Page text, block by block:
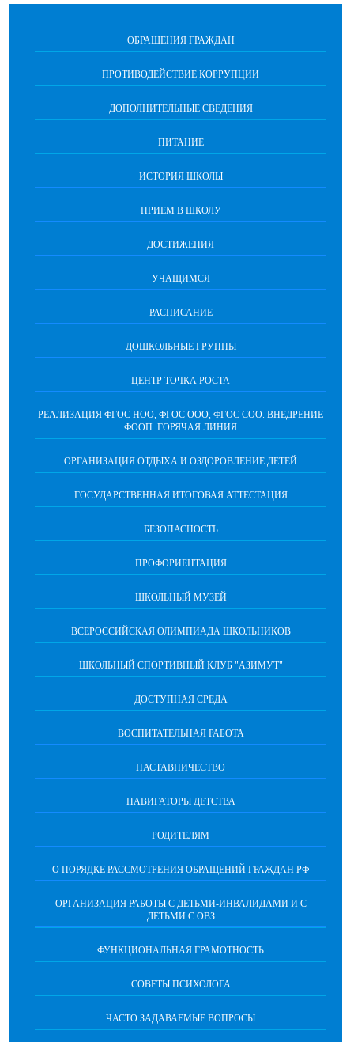
ОБРАЩЕНИЯ ГРАЖДАН
ПРОТИВОДЕЙСТВИЕ КОРРУПЦИИ
ДОПОЛНИТЕЛЬНЫЕ СВЕДЕНИЯ
ПИТАНИЕ
ИСТОРИЯ ШКОЛЫ
ПРИЕМ В ШКОЛУ
ДОСТИЖЕНИЯ
УЧАЩИМСЯ
РАСПИСАНИЕ
ДОШКОЛЬНЫЕ ГРУППЫ
ЦЕНТР ТОЧКА РОСТА
РЕАЛИЗАЦИЯ ФГОС НОО, ФГОС ООО, ФГОС СОО. ВНЕДРЕНИЕ
ФООП. ГОРЯЧАЯ ЛИНИЯ
ОРГАНИЗАЦИЯ ОТДЫХА И ОЗДОРОВЛЕНИЕ ДЕТЕЙ
ГОСУДАРСТВЕННАЯ ИТОГОВАЯ АТТЕСТАЦИЯ
БЕЗОПАСНОСТЬ
ПРОФОРИЕНТАЦИЯ
ШКОЛЬНЫЙ МУЗЕЙ
ВСЕРОССИЙСКАЯ ОЛИМПИАДА ШКОЛЬНИКОВ
ШКОЛЬНЫЙ СПОРТИВНЫЙ КЛУБ "АЗИМУТ"
ДОСТУПНАЯ СРЕДА
ВОСПИТАТЕЛЬНАЯ РАБОТА
НАСТАВНИЧЕСТВО
НАВИГАТОРЫ ДЕТСТВА
РОДИТЕЛЯМ
О ПОРЯДКЕ РАССМОТРЕНИЯ ОБРАЩЕНИЙ ГРАЖДАН РФ
ОРГАНИЗАЦИЯ РАБОТЫ С ДЕТЬМИ-ИНВАЛИДАМИ И С
ДЕТЬМИ С ОВЗ
ФУНКЦИОНАЛЬНАЯ ГРАМОТНОСТЬ
СОВЕТЫ ПСИХОЛОГА
ЧАСТО ЗАДАВАЕМЫЕ ВОПРОСЫ